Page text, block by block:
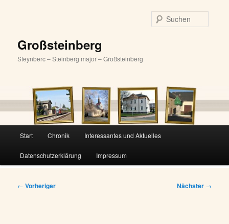
Großsteinberg
Steynberc – Steinberg major – Großsteinberg
Start Chronik Interessantes und Aktuelles
Datenschutzerklärung Impressum
Beitragsnavigation
← Vorheriger Nächster →